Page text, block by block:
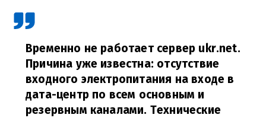
Временно не работает сервер ukr.net.
Причина уже известна: отсутствие
входного электропитания на входе в
дата-центр по всем основным и
резервным каналами. Технические